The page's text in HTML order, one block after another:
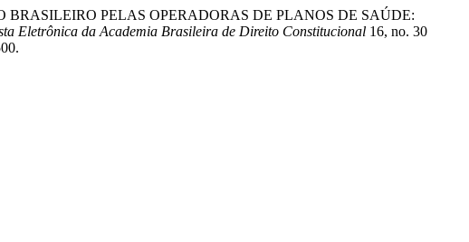
BRASILEIRO PELAS OPERADORAS DE PLANOS DE SAÚDE:
Eletrônica da Academia Brasileira de Direito Constitucional 16, no. 30